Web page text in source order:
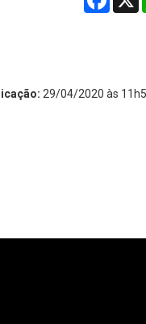
29/04/2020 às